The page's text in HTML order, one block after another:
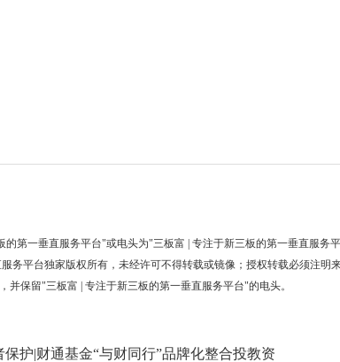
的第一垂直服务平台"或电头为"三板富 | 专注于新三板的第一垂直服务
务平台独家版权所有，未经许可不得转载或镜像；授权转载必须注明
并保留"三板富 | 专注于新三板的第一垂直服务平台"的电头。
护|财通基金“与财同行”品牌化整合投教资